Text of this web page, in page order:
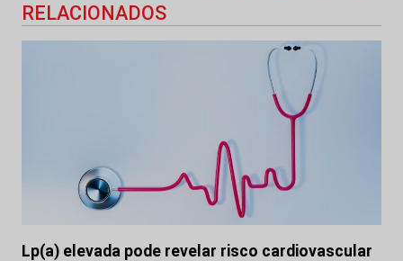
RELACIONADOS
Lp(a) elevada pode revelar risco cardiovascular